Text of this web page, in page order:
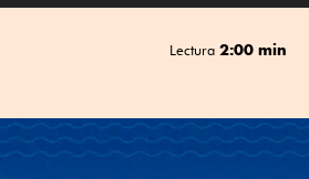
Lectura 2:00 min